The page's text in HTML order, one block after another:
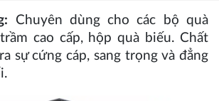
Chuyên dùng cho các bộ quà
cao cấp, hộp quà biếu. Chất
sự cứng cáp, sang trọng và đẳng